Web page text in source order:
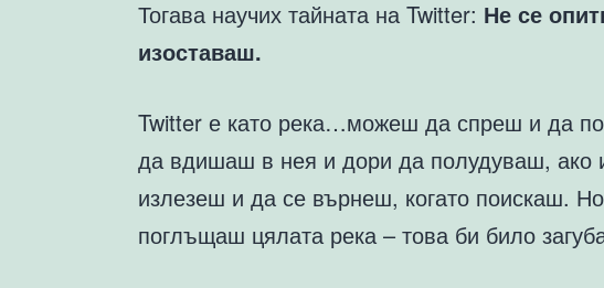
Тогава научих тайната на Twitter: Не се
изоставаш.
Twitter е като река…можеш да спреш и да
да вдишаш в нея и дори да полудуваш,
излезеш и да се върнеш, когато поискаш.
поглъщаш цялата река – това би било